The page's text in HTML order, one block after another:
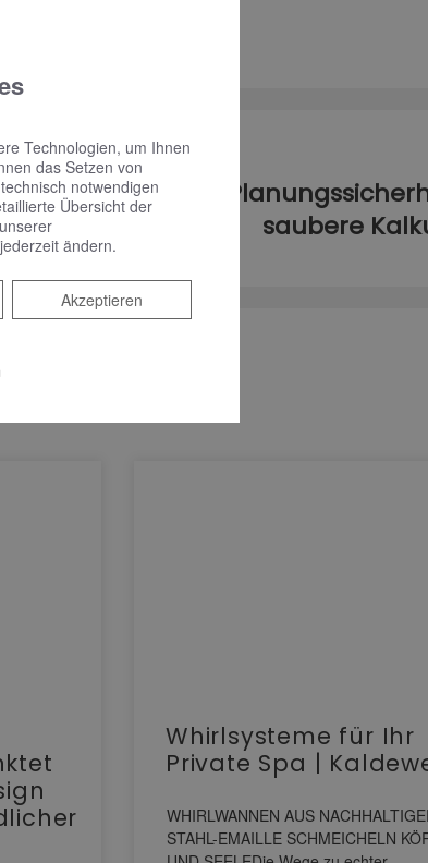
im
saubere
Whirlsysteme für Ihr
Private Spa |
WHIRLWANNEN AUS
STAHL-EMAILLE SCHMEICHELN
Technologien, um Ihnen
das Setzen von
notwendigen
Übersicht der
jederzeit ändern.
Akzeptieren